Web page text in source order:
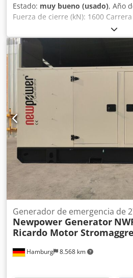
Estado: muy bueno (usado), Año
Fuerza de cierre (kN): 1600
Altura del molde (mín.-máx.) (mm):
mesa (mm): 760 × 760 Distancia
× 520 Carrera/fuerza del
Dksdpfx Ansyyz Ddocjr Tiempo
(seg.): 1,4 – 320 Diámetro del
tornillo (mm): 160 Volumen de
Velocidad del tornillo (rpm): 420
23,6 / 20,0 Capacidad de
Relación L/D (cilindro): -29
(cilindro) (g/s): -29 Volumen de
Presión de inyección (bar): 2400 /
boquillón (mm / kN): 225 / 28
Potencia del motor de la bomba
funcionamiento: 13.227 h Tipo:
Accionamiento: Eléctrico
Hamburg 8.568 km
Generador de emergencia de
Newpower Generator
Ricardo Motor